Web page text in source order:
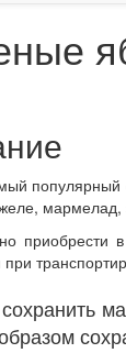
популярный
мармелад,
приобрести